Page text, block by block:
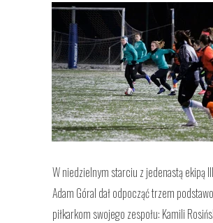
W niedzielnym starciu z jedenastą ekipą
Adam Góral dał odpocząć trzem
piłkarkom swojego zespołu: Kamili